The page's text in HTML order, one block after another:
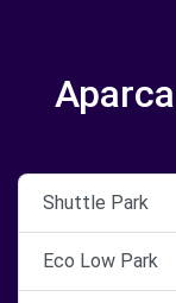
Shuttle Park
Eco Low Park